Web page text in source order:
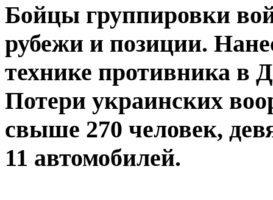
Бойцы группировки
рубежи и позиции.
технике противника в
Потери украинских
свыше 270 человек,
11 автомобилей.